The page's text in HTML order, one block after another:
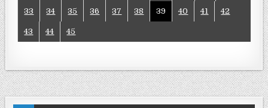
33 34 35 36 37 38 39 40 41 42
43 44 45